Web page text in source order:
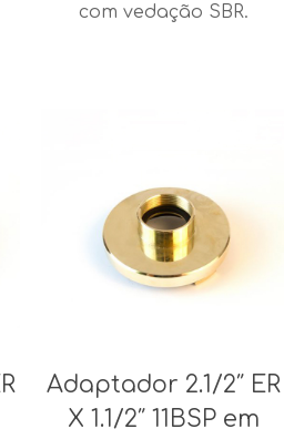
com vedação SBR.
Adaptador 2.1/2″ ER
X 1.1/2″ 11BSP em